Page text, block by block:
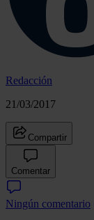
Redacción
21/03/2017
Compartir
Comentar
Ningún comentario